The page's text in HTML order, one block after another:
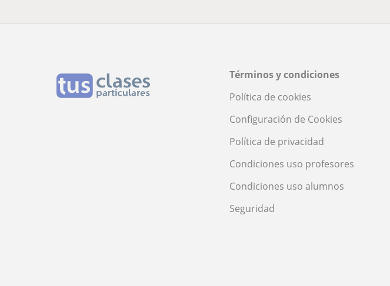
Términos y condiciones
Política de cookies
Configuración de Cookies
Política de privacidad
Condiciones uso profesores
Condiciones uso alumnos
Seguridad